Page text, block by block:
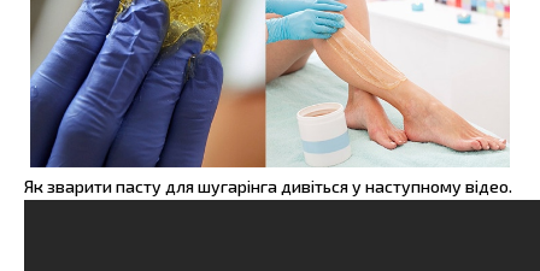
Як зварити пасту для шугарінга дивіться у наступному відео.